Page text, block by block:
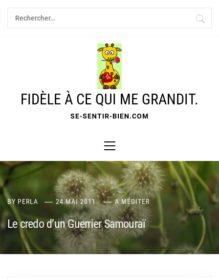
Skip
content
Rechercher :
FIDÈLE À CE QUI ME GRANDIT.
SE-SENTIR-BIEN.COM
Menu
BY PERLA 24 MAI 2011 A MÉDITER
Le credo d’un Guerrier Samouraï